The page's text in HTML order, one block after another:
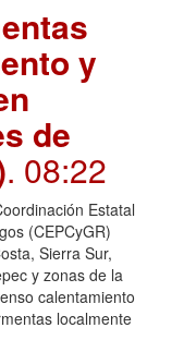
y
de
. 08:22
Estatal
(CEPCyGR)
Sierra Sur,
y zonas de la
calentamiento
localmente